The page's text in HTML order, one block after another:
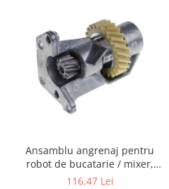
Ansamblu angrenaj pentru
robot de bucatarie / mixer,
KITCHENAID 2403092
116,47 Lei